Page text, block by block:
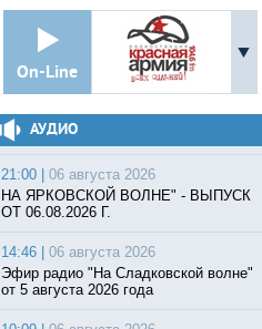
On-Line
АУДИО
21:00 |
06 августа 2026
НА ЯРКОВСКОЙ ВОЛНЕ" - ВЫПУСК
ОТ 06.08.2026 Г.
14:46 |
06 августа 2026
Эфир радио "На Сладковской волне"
от 5 августа 2026 года